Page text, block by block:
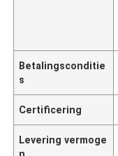
Betalingsconditie
s
Certificering
Levering vermoge
n